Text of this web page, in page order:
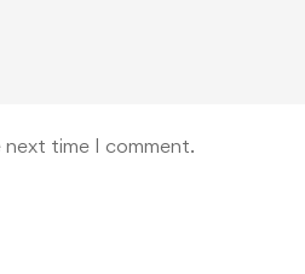
next time I comment.